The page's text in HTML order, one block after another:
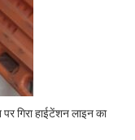
गिरा हाईटेंशन लाइन का